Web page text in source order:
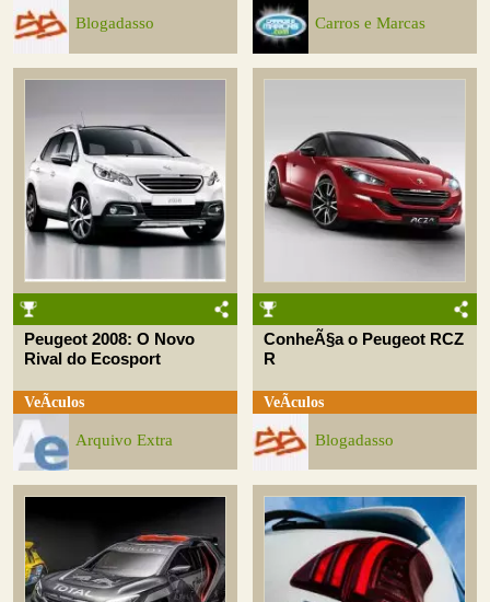
Blogadasso Carros e Marcas
Peugeot 2008: O Novo
Rival do Ecosport
VeÃ­culos
Arquivo Extra
ConheÃ§a o Peugeot RCZ
R
VeÃ­culos
Blogadasso